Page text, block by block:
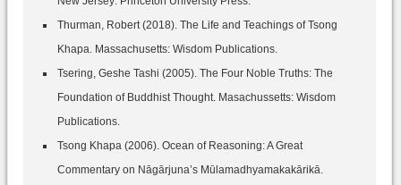
Thurman, Robert (2018). The Life and Teachings of Tsong
Khapa. Massachusetts: Wisdom Publications.
Tsering, Geshe Tashi (2005). The Four Noble Truths: The
Foundation of Buddhist Thought. Masachussetts: Wisdom
Publications.
Tsong Khapa (2006). Ocean of Reasoning: A Great
Commentary on Nāgārjuna’s Mūlamadhyamakakārikā.